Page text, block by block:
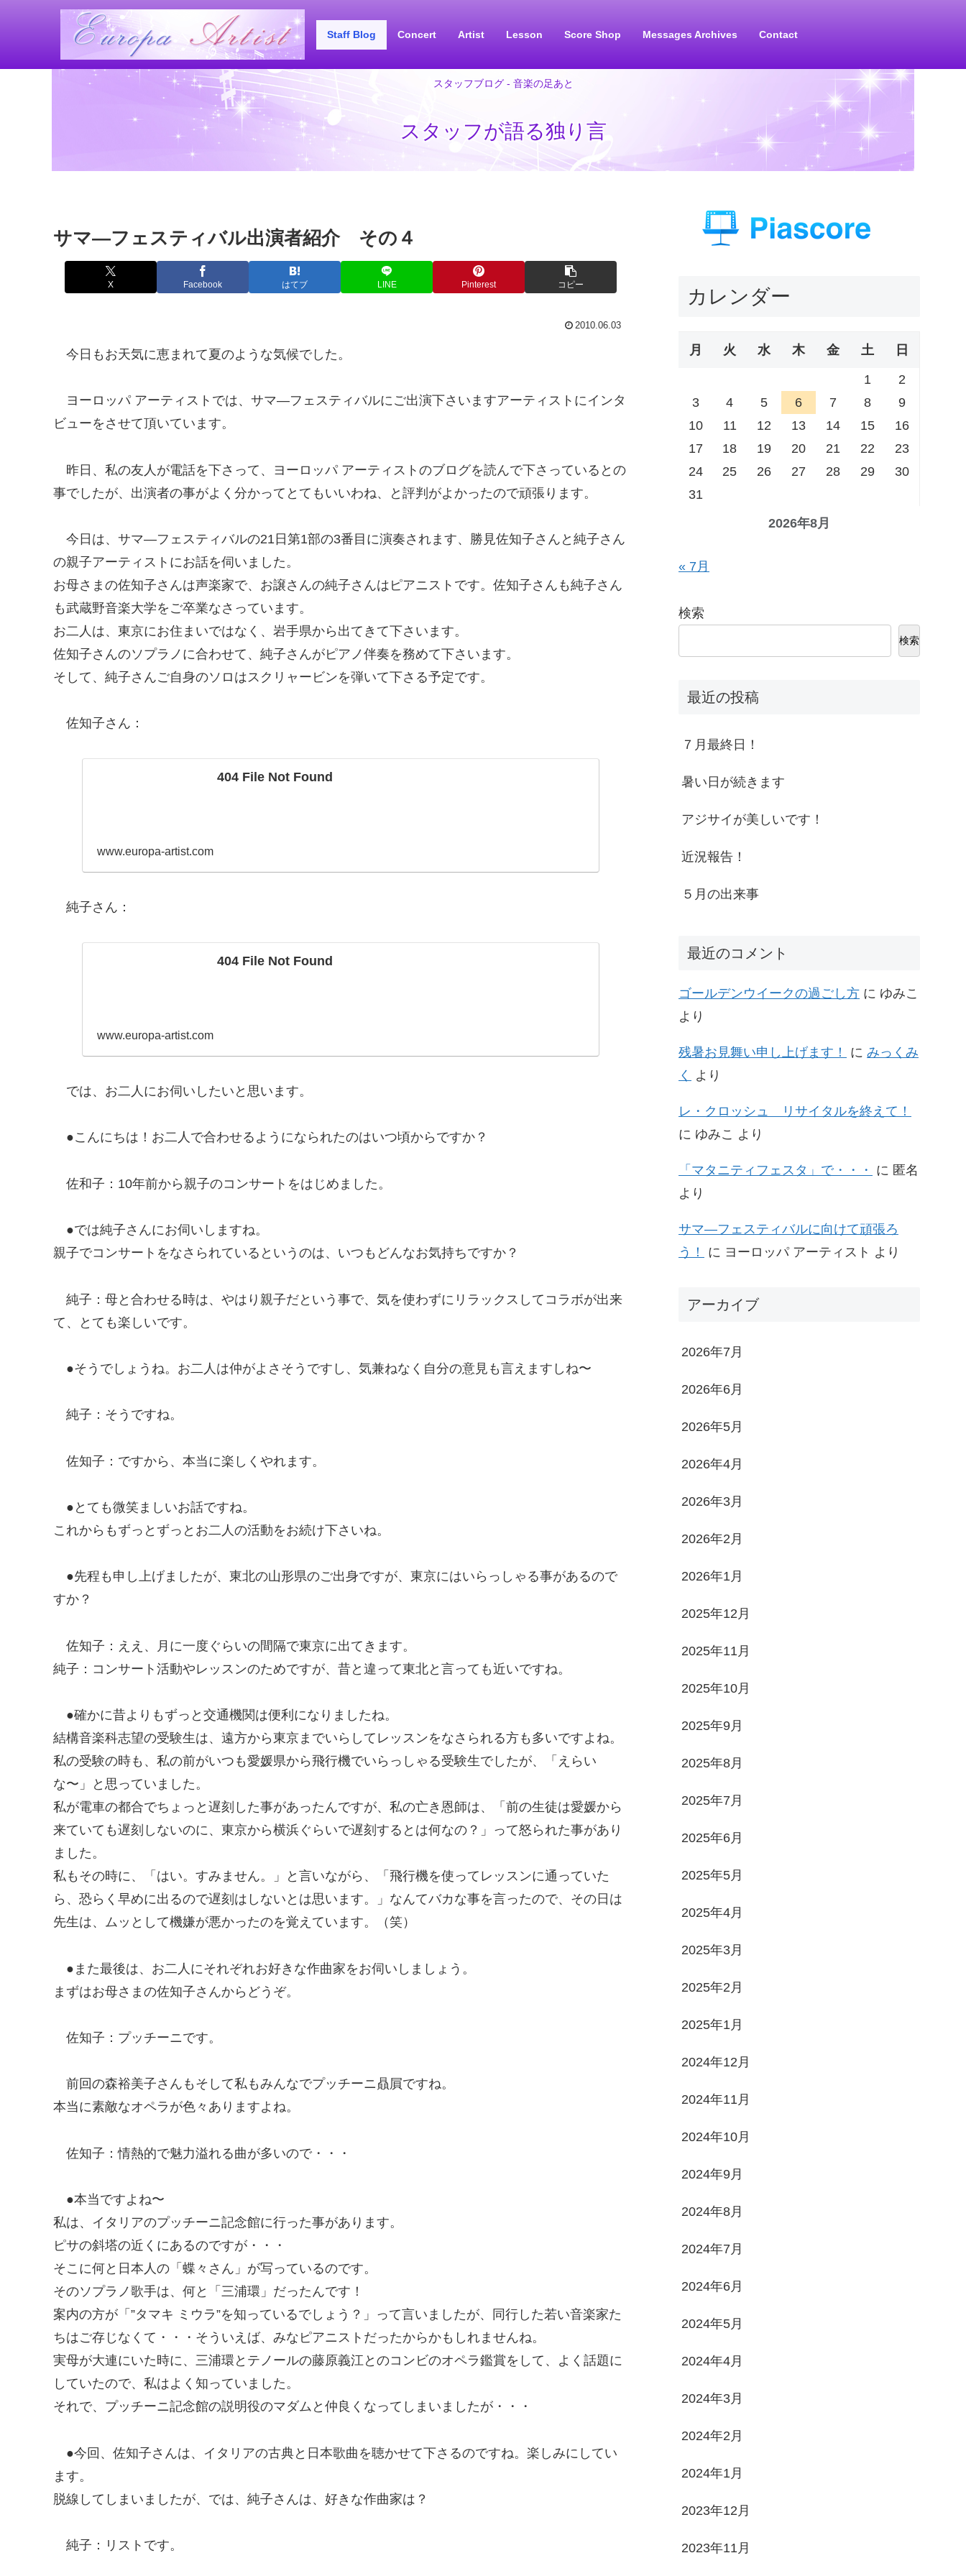
Staff Blog Concert Artist Lesson Score Shop Messages Archives Contact
スタッフブログ - 音楽の足あと
スタッフが語る独り言
サマ―フェスティバル出演者紹介 その４
X Facebook はてブ LINE Pinterest コピー
2010.06.03
今日もお天気に恵まれて夏のような気候でした。
ヨーロッパ アーティストでは、サマ―フェスティバルにご出演下さいますアーティストにインタ
ビューをさせて頂いています。
昨日、私の友人が電話を下さって、ヨーロッパ アーティストのブログを読んで下さっているとの
事でしたが、出演者の事がよく分かってとてもいいわね、と評判がよかったので頑張ります。
今日は、サマ―フェスティバルの21日第1部の3番目に演奏されます、勝見佐知子さんと純子さん
の親子アーティストにお話を伺いました。
お母さまの佐知子さんは声楽家で、お譲さんの純子さんはピアニストです。佐知子さんも純子さん
も武蔵野音楽大学をご卒業なさっています。
お二人は、東京にお住まいではなく、岩手県から出てきて下さいます。
佐知子さんのソプラノに合わせて、純子さんがピアノ伴奏を務めて下さいます。
そして、純子さんご自身のソロはスクリャービンを弾いて下さる予定です。
佐知子さん：
404 File Not Found
www.europa-artist.com
純子さん：
404 File Not Found
www.europa-artist.com
では、お二人にお伺いしたいと思います。
●こんにちは！お二人で合わせるようになられたのはいつ頃からですか？
佐和子 ：10年前から親子のコンサートをはじめました。
●では純子さんにお伺いしますね。
親子でコンサートをなさられているというのは、いつもどんなお気持ちですか？
純子 ：母と合わせる時は、やはり親子だという事で、気を使わずにリラックスしてコラボが出来
て、とても楽しいです。
●そうでしょうね。お二人は仲がよさそうですし、気兼ねなく自分の意見も言えますしね〜
純子 ：そうですね。
佐知子 ：ですから、本当に楽しくやれます。
●とても微笑ましいお話ですね。
これからもずっとずっとお二人の活動をお続け下さいね。
●先程も申し上げましたが、東北の山形県のご出身ですが、東京にはいらっしゃる事があるので
すか？
佐知子 ：ええ、月に一度ぐらいの間隔で東京に出てきます。
純子 ：コンサート活動やレッスンのためですが、昔と違って東北と言っても近いですね。
●確かに昔よりもずっと交通機関は便利になりましたね。
結構音楽科志望の受験生は、遠方から東京までいらしてレッスンをなさられる方も多いですよね。
私の受験の時も、私の前がいつも愛媛県から飛行機でいらっしゃる受験生でしたが、「えらい
な〜」と思っていました。
私が電車の都合でちょっと遅刻した事があったんですが、私の亡き恩師は、「前の生徒は愛媛から
来ていても遅刻しないのに、東京から横浜ぐらいで遅刻するとは何なの？」って怒られた事があり
ました。
私もその時に、「はい。すみません。」と言いながら、「飛行機を使ってレッスンに通っていた
ら、恐らく早めに出るので遅刻はしないとは思います。」なんてバカな事を言ったので、その日は
先生は、ムッとして機嫌が悪かったのを覚えています。（笑）
●また最後は、お二人にそれぞれお好きな作曲家をお伺いしましょう。
まずはお母さまの佐知子さんからどうぞ。
佐知子 ：プッチーニです。
前回の森裕美子さんもそして私もみんなでプッチーニ贔屓ですね。
本当に素敵なオペラが色々ありますよね。
佐知子 ：情熱的で魅力溢れる曲が多いので・・・
●本当ですよね〜
私は、イタリアのプッチーニ記念館に行った事があります。
ピサの斜塔の近くにあるのですが・・・
そこに何と日本人の「蝶々さん」が写っているのです。
そのソプラノ歌手は、何と「三浦環」だったんです！
案内の方が「”タマキ ミウラ”を知っているでしょう？」って言いましたが、同行した若い音楽家た
ちはご存じなくて・・・そういえば、みなピアニストだったからかもしれませんね。
実母が大連にいた時に、三浦環とテノールの藤原義江とのコンビのオペラ鑑賞をして、よく話題に
していたので、私はよく知っていました。
それで、プッチーニ記念館の説明役のマダムと仲良くなってしまいましたが・・・
●今回、佐知子さんは、イタリアの古典と日本歌曲を聴かせて下さるのですね。楽しみにしてい
ます。
脱線してしまいましたが、では、純子さんは、好きな作曲家は？
純子 ：リストです。
カレンダー
2026年8月
月 火 水 木 金 土 日
1
2
3
4 5 6 7 8
9
10
11 12 13 14 15
16
17
18 19 20 21 22
23
24
25 26 27 28 29
30
31
« 7月
検索
検索
最近の投稿
７月最終日！
暑い日が続きます
アジサイが美しいです！
近況報告！
５月の出来事
最近のコメント
ゴールデンウイークの過ごし方 に ゆみこ
より
残暑お見舞い申し上げます！ に みっくみ
く
より
レ・クロッシュ リサイタルを終えて！
に ゆみこ より
「マタニティフェスタ」で・・・ に 匿名
より
サマ―フェスティバルに向けて頑張ろ
う！
に ヨーロッパ アーティスト より
アーカイブ
2026年7月
2026年6月
2026年5月
2026年4月
2026年3月
2026年2月
2026年1月
2025年12月
2025年11月
2025年10月
2025年9月
2025年8月
2025年7月
2025年6月
2025年5月
2025年4月
2025年3月
2025年2月
2025年1月
2024年12月
2024年11月
2024年10月
2024年9月
2024年8月
2024年7月
2024年6月
2024年5月
2024年4月
2024年3月
2024年2月
2024年1月
2023年12月
2023年11月